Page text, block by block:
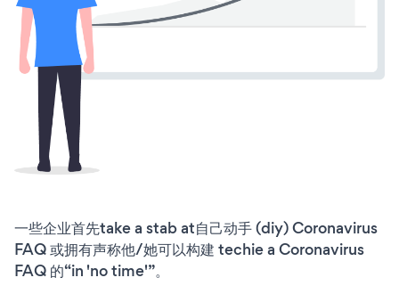
一些企业首先take a stab at自己动手 (diy) Coronavirus
FAQ 或拥有声称他/她可以构建 techie a Coronavirus
FAQ 的“in 'no time'”。